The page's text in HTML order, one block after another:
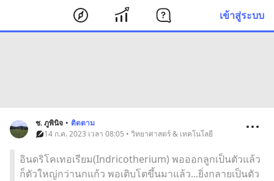
เข้าสู่ระบบ
ช. ภูพินิจ • ติดตาม
14 ก.ค. 2023 เวลา 08:05 • วิทยาศาสตร์ & เทคโนโลยี
อินดริโคเทอเรียม(Indricotherium) พอออกลูกเป็นตัวแล้ว
ก็ตัวใหญ่กว่านกแก้ว พอเติบโตขึ้นมาแล้ว...ยิ่งกลายเป็นตัว